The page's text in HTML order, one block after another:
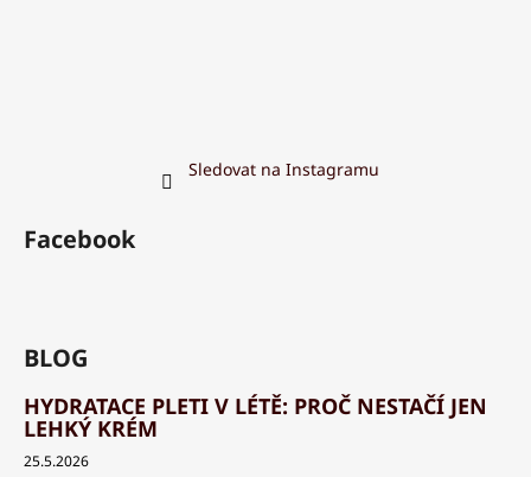
Sledovat na Instagramu
Facebook
BLOG
HYDRATACE PLETI V LÉTĚ: PROČ NESTAČÍ JEN
LEHKÝ KRÉM
25.5.2026